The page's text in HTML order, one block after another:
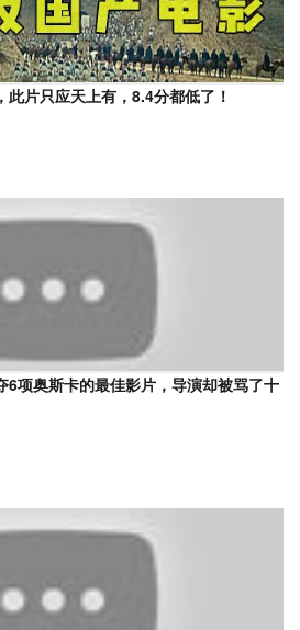
此片只应天上有，8.4分都低了！
6项奥斯卡的最佳影片，导演却被骂了十